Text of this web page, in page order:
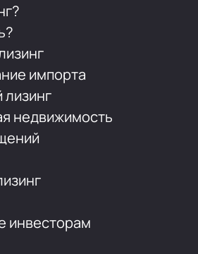
импорта
недвижимость
инвесторам